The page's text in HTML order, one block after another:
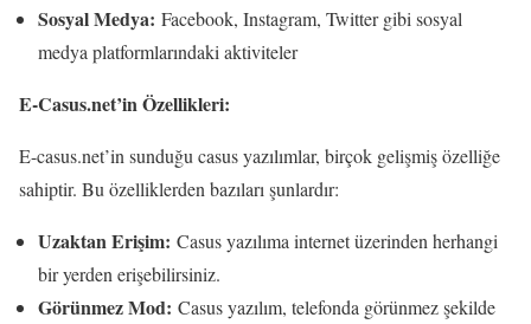
Sosyal Medya: Facebook, Instagram, Twitter gibi sosyal
medya platformlarındaki aktiviteler
E-Casus.net’in Özellikleri:
E-casus.net’in sunduğu casus yazılımlar, birçok gelişmiş özelliğe
sahiptir. Bu özelliklerden bazıları şunlardır:
Uzaktan Erişim: Casus yazılıma internet üzerinden herhangi
bir yerden erişebilirsiniz.
Görünmez Mod: Casus yazılım, telefonda görünmez şekilde